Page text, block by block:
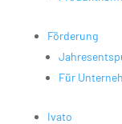
Förderung
Für
Ivato